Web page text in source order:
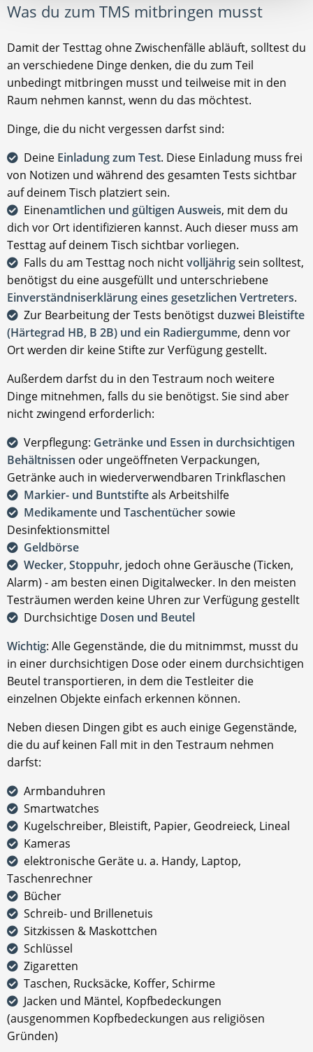
Was du zum TMS mitbringen musst
Damit der Testtag ohne Zwischenfälle abläuft, solltest du
an verschiedene Dinge denken, die du zum Teil
unbedingt mitbringen musst und teilweise mit in den
Raum nehmen kannst, wenn du das möchtest.
Dinge, die du nicht vergessen darfst sind:
Deine Einladung zum Test. Diese Einladung muss frei
von Notizen und während des gesamten Tests sichtbar
auf deinem Tisch platziert sein.
Einenamtlichen und gültigen Ausweis, mit dem du
dich vor Ort identifizieren kannst. Auch dieser muss am
Testtag auf deinem Tisch sichtbar vorliegen.
Falls du am Testtag noch nichtvolljährigsein solltest,
benötigst du eine ausgefüllt und unterschriebene
Einverständniserklärung eines gesetzlichen Vertreters.
Zur Bearbeitung der Tests benötigst duzwei Bleistifte
(Härtegrad HB, B 2B) und ein Radiergumme, denn vor
Ort werden dir keine Stifte zur Verfügung gestellt.
Außerdem darfst du in den Testraum noch weitere
Dinge mitnehmen, falls du sie benötigst. Sie sind aber
nicht zwingend erforderlich:
Verpflegung: Getränke und Essen in durchsichtigen
Behältnissen oder ungeöffneten Verpackungen,
Getränke auch in wiederverwendbaren Trinkflaschen
Markier- und Buntstifteals Arbeitshilfe
Medikamente und Taschentüchersowie
Desinfektionsmittel
Geldbörse
Wecker, Stoppuhr, jedoch ohne Geräusche (Ticken,
Alarm) - am besten einen Digitalwecker. In den meisten
Testräumen werden keine Uhren zur Verfügung gestellt
Durchsichtige Dosen und Beutel
Wichtig: Alle Gegenstände, die du mitnimmst, musst du
in einer durchsichtigen Dose oder einem durchsichtigen
Beutel transportieren, in dem die Testleiter die
einzelnen Objekte einfach erkennen können.
Neben diesen Dingen gibt es auch einige Gegenstände,
die du auf keinen Fall mit in den Testraum nehmen
darfst:
Armbanduhren
Smartwatches
Kugelschreiber, Bleistift, Papier, Geodreieck, Lineal
Kameras
elektronische Geräte u. a. Handy, Laptop,
Taschenrechner
Bücher
Schreib- und Brillenetuis
Sitzkissen & Maskottchen
Schlüssel
Zigaretten
Taschen, Rucksäcke, Koffer, Schirme
Jacken und Mäntel, Kopfbedeckungen
(ausgenommen Kopfbedeckungen aus religiösen
Gründen)